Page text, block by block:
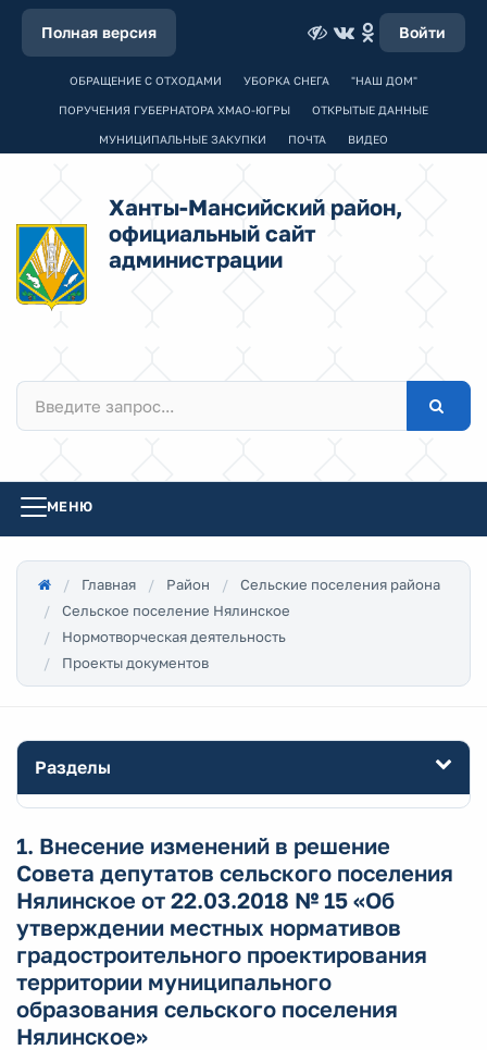
Полная версия Войти
ОБРАЩЕНИЕ С ОТХОДАМИ УБОРКА СНЕГА "НАШ ДОМ"
ПОРУЧЕНИЯ ГУБЕРНАТОРА ХМАО-ЮГРЫ ОТКРЫТЫЕ ДАННЫЕ
МУНИЦИПАЛЬНЫЕ ЗАКУПКИ ПОЧТА ВИДЕО
Ханты-Мансийский район,
официальный сайт
администрации
МЕНЮ
Главная Район
Сельские поселения района
Сельское поселение Нялинское
Нормотворческая деятельность
Проекты документов
Разделы
1. Внесение изменений в решение
Совета депутатов сельского поселения
Нялинское от 22.03.2018 № 15 «Об
утверждении местных нормативов
градостроительного проектирования
территории муниципального
образования сельского поселения
Нялинское»